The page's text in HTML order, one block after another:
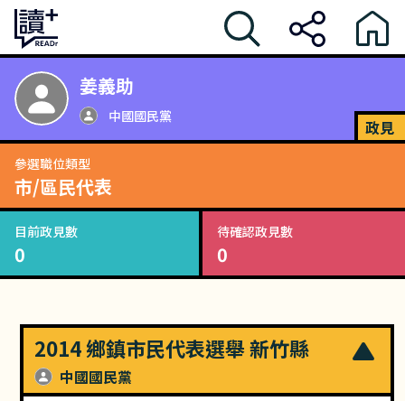
姜義助
中國國民黨
政見
參選職位類型
市/區民代表
目前政見數
0
待確認政見數
0
2014 鄉鎮市民代表選舉 新竹縣
中國國民黨